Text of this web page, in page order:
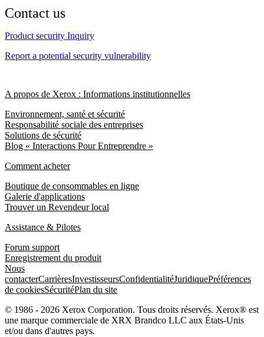
Contact us
Product security Inquiry
Report a potential security vulnerability
A propos de Xerox : Informations institutionnelles
Environnement, santé et sécurité
Responsabilité sociale des entreprises
Solutions de sécurité
Blog « Interactions Pour Entreprendre »
Comment acheter
Boutique de consommables en ligne
Galerie d'applications
Trouver un Revendeur local
Assistance & Pilotes
Forum support
Enregistrement du produit
Nous
contacterCarrièresInvestisseursConfidentialitéJuridiquePréférences
de cookiesSécuritéPlan du site
© 1986 - 2026 Xerox Corporation. Tous droits réservés. Xerox® est
une marque commerciale de XRX Brandco LLC aux États-Unis
et/ou dans d'autres pays.